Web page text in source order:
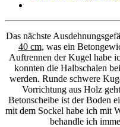
Das nächste
40 cm, was ein
Auftrennen der Kugel habe
konnten die Halbschalen
werden. Runde schwere
Vorrichtung aus Holz
Betonscheibe ist der Boden
mit dem Sockel habe ich mit
behandle ich